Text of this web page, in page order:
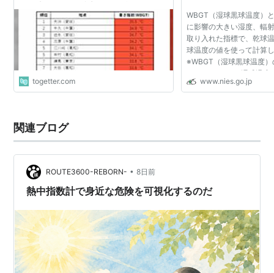
ゃ…」と気づく人たち
togetter.com
WBGT（湿球黒球温度）
に影響の大きい湿度、輻
取り入れた指標で、乾球
球温度の値を使って計算
※WBGT（湿球黒球温度
WBGT ＝ ０.７×湿球温
０.１×乾球温度 屋内：
www.nies.go.jp
関連ブログ
ROUTE3600-REBORN- • 8日前
熱中指数計で身近な危険を可視化するのだ